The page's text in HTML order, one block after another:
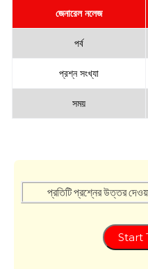
জেনারেল নলেজ
পর্ব
প্রশ্ন সংখ্যা
সময়
প্রতিটি প্রশ্নের উত্তর
Start